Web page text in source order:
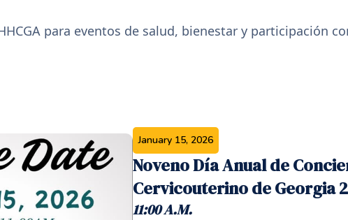
para eventos de salud, bienestar y participación
January 15, 2026
Noveno Día Anual de
Cervicouterino de Georgia
11:00 A.M.